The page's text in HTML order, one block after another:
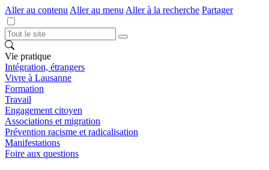
Aller au contenu Aller au menu Aller à la recherche Partager
Vie pratique
Intégration, étrangers
Vivre à Lausanne
Formation
Travail
Engagement citoyen
Associations et migration
Prévention racisme et radicalisation
Manifestations
Foire aux questions